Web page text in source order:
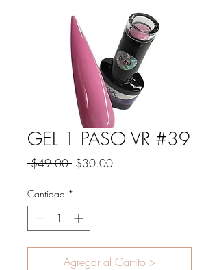
GEL 1 PASO VR #39
$49.00 Precio
$30.00Precio
Cantidad *
Agregar al Carrito >